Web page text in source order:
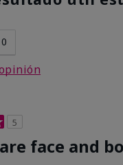
0
5
face and